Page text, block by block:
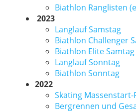
Biathlon Ranglisten
2023
Langlauf Samstag
Biathlon Challenger
Biathlon Elite Samtag
Langlauf Sonntag
Biathlon Sonntag
2022
Skating Massenstart-
Bergrennen und